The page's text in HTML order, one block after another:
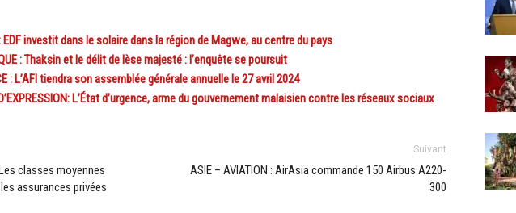
EDF investit dans le solaire dans la région de Magwe, au centre du pays
: Thaksin et le délit de lèse majesté : l’enquête se poursuit
: L’AFI tiendra son assemblée générale annuelle le 27 avril 2024
L’État d’urgence, arme du gouvernement malaisien contre les réseaux sociaux
classes moyennes
assurances privées
Suivant
ASIE – AVIATION : AirAsia commande 150 Airbus A220-
300